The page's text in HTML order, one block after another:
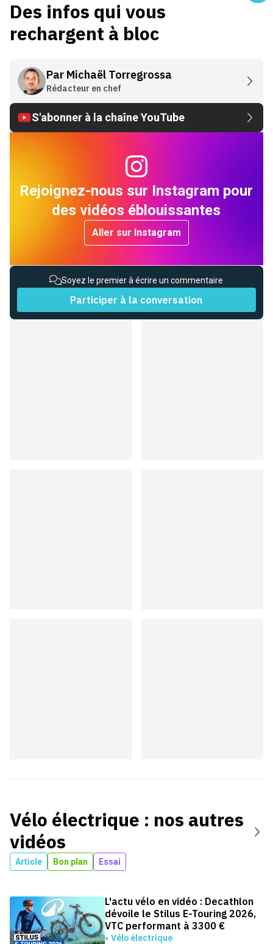
Des infos qui vous
rechargent à bloc
Par Michaël Torregrossa
Rédacteur en chef
S'abonner à la chaîne YouTube
Rejoignez-nous sur Instagram pour
des vidéos éblouissantes
Aller sur Instagram
Soyez le premier à écrire un commentaire
Participer à la conversation
Vélo électrique : nos autres
vidéos
Article Bon plan Essai
L'actu vélo en vidéo : Decathlon
dévoile le Stilus E-Touring 2026,
VTC performant à 3300 €
Vélo électrique